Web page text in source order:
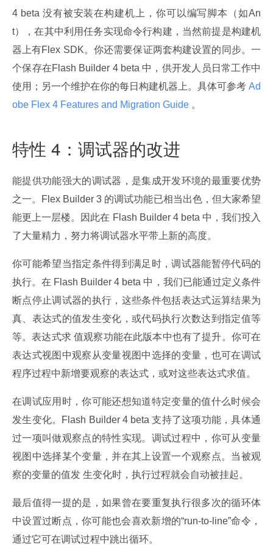
4 beta 没有被安装在构建机上，你可以编写脚本（如An
t），在其中利用任务实现命令行构建，当然前提是构建机
器上有Flex SDK。你还需要保证两套构建设置的同步。一
个保存在Flash Builder 4 beta 中，供开发人员日常工作中
使用；另一个维护在你的每日构建机器上。具体可参考 Ad
obe Flex 4 Features and Migration Guide 。
特性 4：调试器的改进
能提供功能强大的调试器，是集成开发环境的最重要优势
之一。Flex Builder 3 的调试功能已相当出色，但大家希望
能更上一层楼。因此在 Flash Builder 4 beta 中，我们投入
了大量精力，努力将调试器水平带上新的高度。
你可能希望当指定条件得到满足时，调试器能暂停代码的
执行。在 Flash Builder 4 beta 中，我们已能通过定义条件
断点停止调试器的执行，这些条件包括表达式运算结果为
真、表达式的值发生变化，或代码执行次数达到指定值等
等。表达式求 值观察功能在此版本中也有了提升。你可在
表达式视图中观察从变量视图中选择的变量，也可在调试
程序过程中新增要观察的表达式，或对这些表达式求值。
在调试应用时，你可能还想知道特定变量的值什么时候会
发生变化。Flash Builder 4 beta 支持了这项功能，具体通
过一项叫做观察点的特性实现。调试过程中，你可从变量
视图中选择某个变量，并在其上设置一个观察点。当被观
察的变量的值发 生变化时，执行过程就会自动被挂起。
最后值得一提的是，如果曾在要重复执行很多次的循环体
中设置过断点，你可能也会喜欢新增的“run-to-line”命令，
通过它可在调试过程中跳出循环。